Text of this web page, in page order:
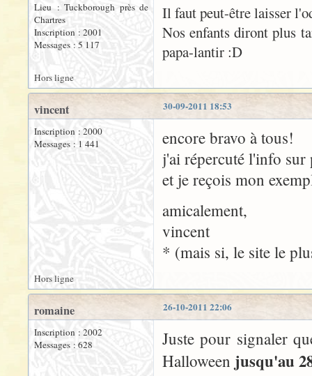
Lieu : Tuckborough près de
Chartres
Inscription : 2001
Messages : 5 117
Il faut peut-être laisser
Nos enfants diront plus
papa-lantir :D
Hors ligne
30-09-2011 18:53
vincent
Inscription : 2000
Messages : 1 441
encore bravo à tous!
j'ai répercuté l'info
et je reçois mon
amicalement,
vincent
* (mais si, le site le
Hors ligne
26-10-2011 22:06
romaine
Inscription : 2002
Messages : 628
Juste pour signaler
Halloween jusqu'au